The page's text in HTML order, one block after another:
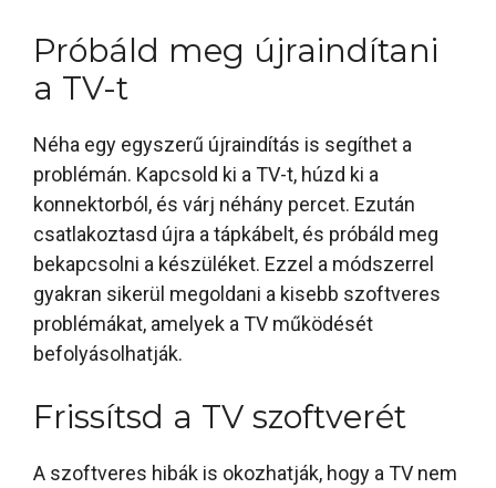
Próbáld meg újraindítani
a TV-t
Néha egy egyszerű újraindítás is segíthet a
problémán. Kapcsold ki a TV-t, húzd ki a
konnektorból, és várj néhány percet. Ezután
csatlakoztasd újra a tápkábelt, és próbáld meg
bekapcsolni a készüléket. Ezzel a módszerrel
gyakran sikerül megoldani a kisebb szoftveres
problémákat, amelyek a TV működését
befolyásolhatják.
Frissítsd a TV szoftverét
A szoftveres hibák is okozhatják, hogy a TV nem